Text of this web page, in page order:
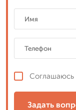
Соглашаюсь
Задать